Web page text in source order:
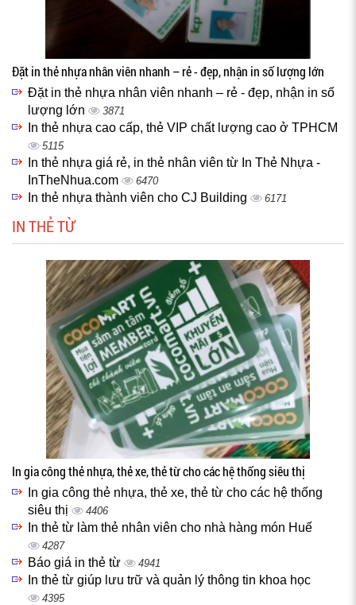
Đặt in thẻ nhựa nhân viên nhanh – rẻ - đẹp, nhận in số lượng lớn
Đặt in thẻ nhựa nhân viên nhanh – rẻ - đẹp, nhận in số
lượng lớn
3871
In thẻ nhựa cao cấp, thẻ VIP chất lượng cao ở TPHCM
5115
In thẻ nhựa giá rẻ, in thẻ nhân viên từ In Thẻ Nhựa -
InTheNhua.com
6470
In thẻ nhựa thành viên cho CJ Building 6171
IN THẺ TỪ
In gia công thẻ nhựa, thẻ xe, thẻ từ cho các hệ thống siêu thị
In gia công thẻ nhựa, thẻ xe, thẻ từ cho các hệ thống
siêu thị
4406
In thẻ từ làm thẻ nhân viên cho nhà hàng món Huế
4287
Báo giá in thẻ từ 4941
In thẻ từ giúp lưu trữ và quản lý thông tin khoa học
4395